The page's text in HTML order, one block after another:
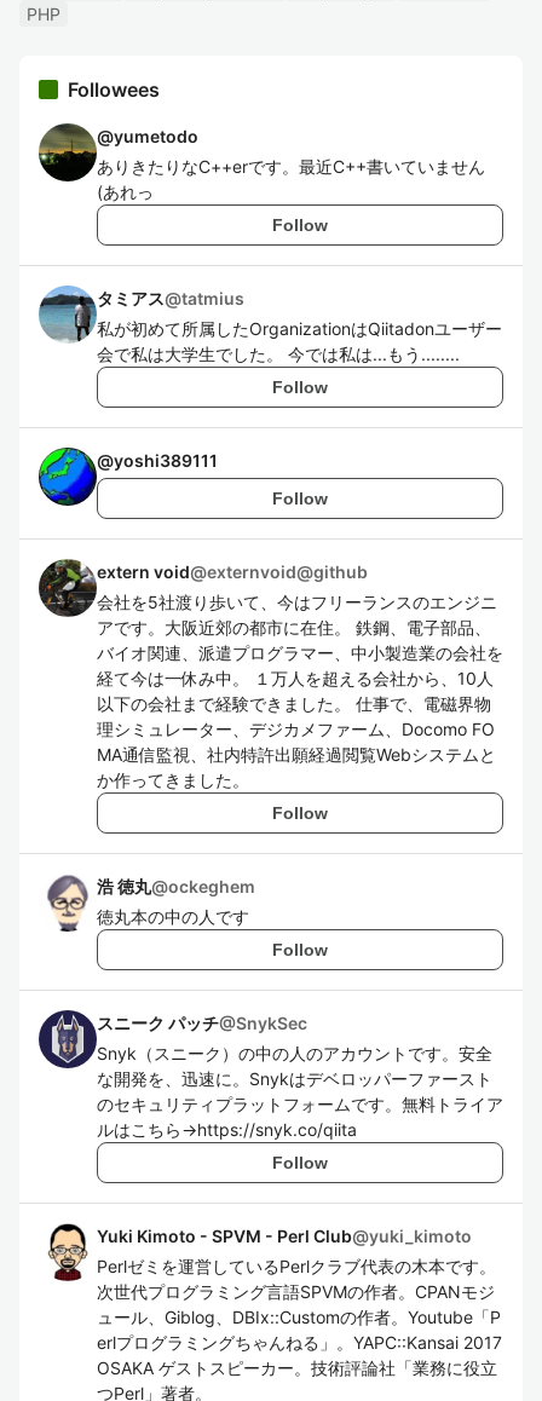
PHP
Followees
@yumetodo
ありきたりなC++erです。最近C++書いていません
(あれっ
Follow
タミアス@tatmius
私が初めて所属したOrganizationはQiitadonユーザー
会で私は大学生でした。 今では私は...もう........
Follow
@yoshi389111
Follow
extern void@externvoid@github
会社を5社渡り歩いて、今はフリーランスのエンジニ
アです。大阪近郊の都市に在住。 鉄鋼、電子部品、
バイオ関連、派遣プログラマー、中小製造業の会社を
経て今は一休み中。 １万人を超える会社から、10人
以下の会社まで経験できました。 仕事で、電磁界物
理シミュレーター、デジカメファーム、Docomo FO
MA通信監視、社内特許出願経過閲覧Webシステムと
か作ってきました。
Follow
浩 徳丸@ockeghem
徳丸本の中の人です
Follow
スニーク パッチ@SnykSec
Snyk（スニーク）の中の人のアカウントです。安全
な開発を、迅速に。Snykはデベロッパーファースト
のセキュリティプラットフォームです。無料トライア
ルはこちら→https://snyk.co/qiita
Follow
Yuki Kimoto - SPVM - Perl Club@yuki_kimoto
Perlゼミを運営しているPerlクラブ代表の木本です。
次世代プログラミング言語SPVMの作者。CPANモジ
ュール、Giblog、DBIx::Customの作者。Youtube「P
erlプログラミングちゃんねる」。YAPC::Kansai 2017
OSAKA ゲストスピーカー。技術評論社「業務に役立
つPerl」著者。